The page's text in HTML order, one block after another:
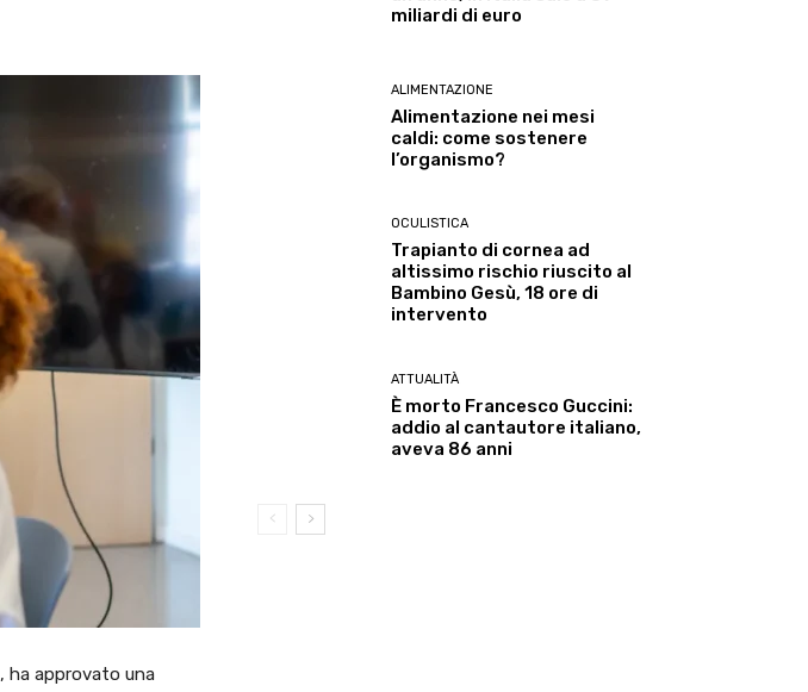
, ha approvato una
miliardi di euro
ALIMENTAZIONE
Alimentazione nei mesi
caldi: come sostenere
l’organismo?
OCULISTICA
Trapianto di cornea ad
altissimo rischio riuscito al
Bambino Gesù, 18 ore di
intervento
ATTUALITÀ
È morto Francesco Guccini:
addio al cantautore italiano,
aveva 86 anni